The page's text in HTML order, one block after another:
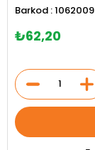
Barkod :
₺62,20